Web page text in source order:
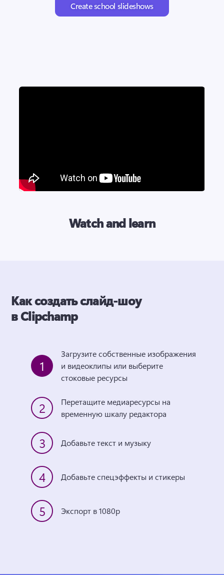
Create school slideshows
Watch and learn
Как создать слайд-шоу
в Clipchamp
1
Загрузите собственные изображения
и видеоклипы или выберите
стоковые ресурсы
2
Перетащите медиаресурсы на
временную шкалу редактора
3 Добавьте текст и музыку
4 Добавьте спецэффекты и стикеры
5 Экспорт в 1080p